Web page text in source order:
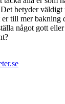
betyder
till mer bakning
något gott